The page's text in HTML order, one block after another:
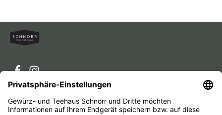
Service-Hotline